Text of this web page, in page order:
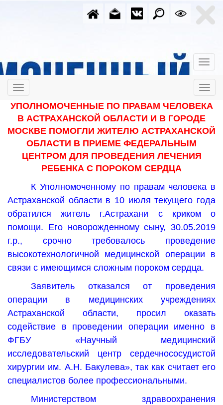
УПОЛНОМОЧЕННЫЕ ПО ПРАВАМ ЧЕЛОВЕКА
В АСТРАХАНСКОЙ ОБЛАСТИ И В ГОРОДЕ
МОСКВЕ ПОМОГЛИ ЖИТЕЛЮ АСТРАХАНСКОЙ
ОБЛАСТИ В ПРИЕМЕ ФЕДЕРАЛЬНЫМ
ЦЕНТРОМ ДЛЯ ПРОВЕДЕНИЯ ЛЕЧЕНИЯ
РЕБЕНКА С ПОРОКОМ СЕРДЦА
К Уполномоченному по правам человека в
Астраханской области в 10 июля текущего года
обратился житель г.Астрахани с криком о
помощи. Его новорожденному сыну, 30.05.2019
г.р., срочно требовалось проведение
высокотехнологичной медицинской операции в
связи с имеющимся сложным пороком сердца.
Заявитель отказался от проведения
операции в медицинских учреждениях
Астраханской области, просил оказать
содействие в проведении операции именно в
ФГБУ «Научный медицинский
исследовательский центр сердечнососудистой
хирургии им. А.Н. Бакулева», так как считает его
специалистов более профессиональными.
Министерством здравоохранения